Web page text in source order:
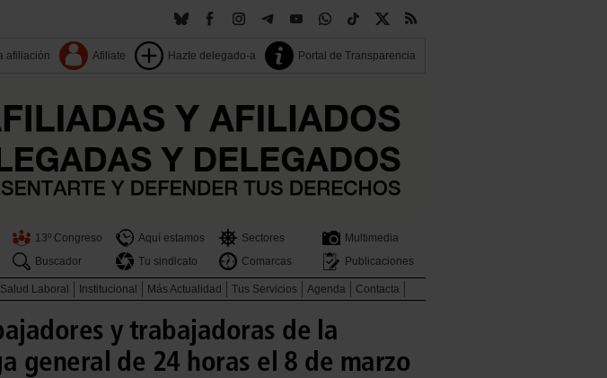
afiliación Afiliate Hazte delegado-a Portal de Transparencia
13º Congreso Aquí estamos Sectores
Multimedia
Buscador
Tu sindicato Comarcas Publicaciones
Salud Laboral Institucional Más Actualidad Tus Servicios Agenda Contacta
y trabajadoras de la
general de 24 horas el 8 de marzo